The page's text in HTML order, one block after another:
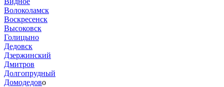
Волоколамск
Воскресенск
Высоковск
Голицыно
Дедовск
Дзержинский
Дмитров
Долгопрудный
Домодедово